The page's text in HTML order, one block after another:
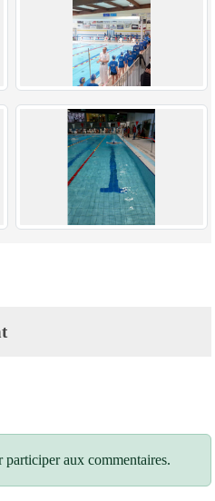
aux commentaires.